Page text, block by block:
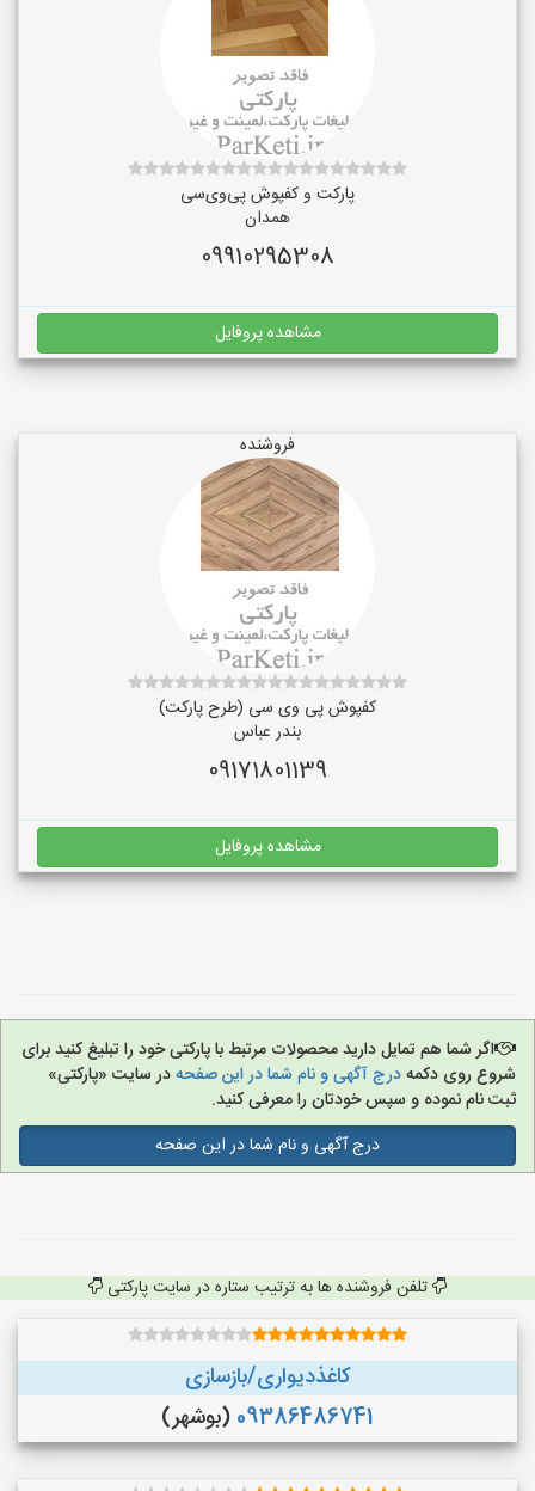
پارکت و کفپوش پی‌وی‌سی
همدان
09910295308
مشاهده پروفایل
فروشنده
کفپوش پی وی سی (طرح پارکت)
بندر عباس
09171801139
مشاهده پروفایل
اگر شما هم تمایل دارید محصولات مرتبط با پارکتی خود را تبلیغ کنید برای
شروع روی دکمهدرج آگهی و نام شما در این صفحهدر سایت «پارکتی»
ثبت نام نموده و سپس خودتان را معرفی کنید.
درج آگهی و نام شما در این صفحه
تلفن فروشنده ها به ترتیب ستاره در سایت پارکتی
کاغذدیواری/بازسازی
09386486741 (بوشهر)